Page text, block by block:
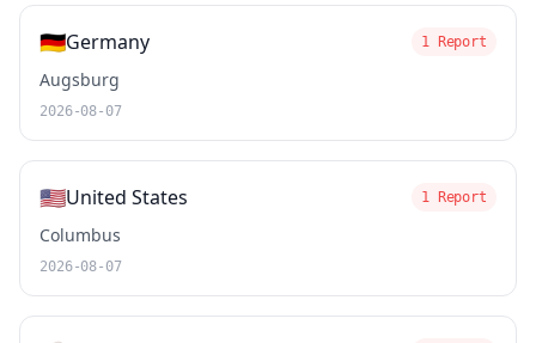
🇩🇪Germany 1 Report
Augsburg
2026-08-07
🇺🇸United States 1 Report
Columbus
2026-08-07